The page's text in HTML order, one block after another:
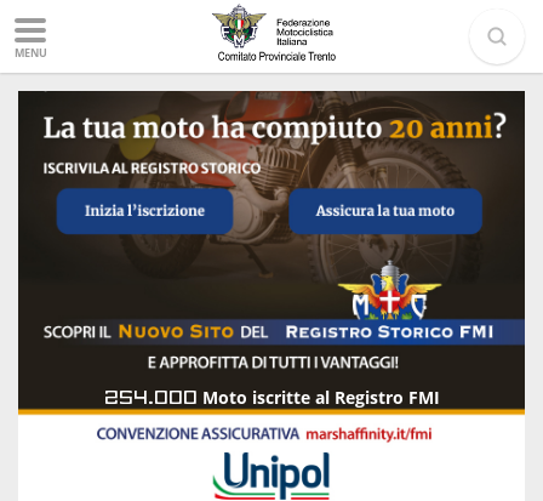
MENU
254.000 Moto iscritte al Registro FMI